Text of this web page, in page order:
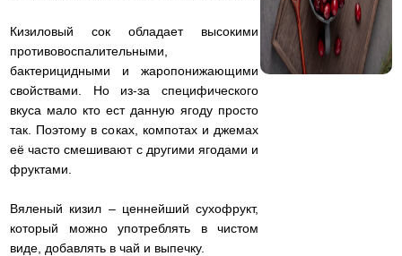
Кизиловый сок обладает высокими
противовоспалительными,
бактерицидными и жаропонижающими
свойствами. Но из-за специфического
вкуса мало кто ест данную ягоду просто
так. Поэтому в соках, компотах и джемах
её часто смешивают с другими ягодами и
фруктами.
Вяленый кизил – ценнейший сухофрукт,
который можно употреблять в чистом
виде, добавлять в чай и выпечку.